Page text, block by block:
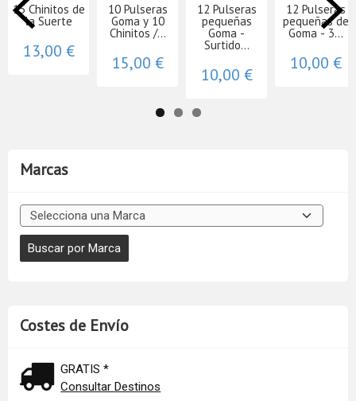
Marcas
Costes de Envío
GRATIS *
Consultar Destinos
15 Chinitos de
la Suerte
13,00 €
10 Pulseras
Goma y 10
Chinitos /...
15,00 €
12 Pulseras
pequeñas
Goma -
Surtido...
10,00 €
12 Pulseras
pequeñas de
Goma - 3...
10,00 €